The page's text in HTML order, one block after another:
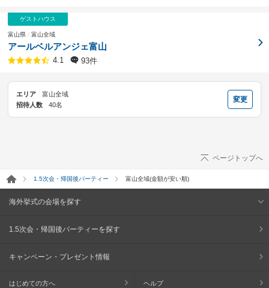
ゲストハウス
富山県 富山全域
アールベルアンジェ富山
4.1 93件
エリア
富山全域
招待人数
40名
変更
ページトップへ
1.5次会・帰国後パーティー 富山全域(金額が安い順)
海外挙式の会場を探す
1.5次会・帰国後パーティーを探す
キャンペーン・プレゼント情報
はじめての方へ ヘルプ